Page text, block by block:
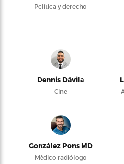
Política y derecho
Dennis Dávila
Cine
González Pons MD
Médico radiólogo